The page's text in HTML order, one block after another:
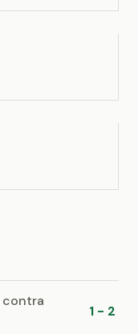
contra
1 - 2